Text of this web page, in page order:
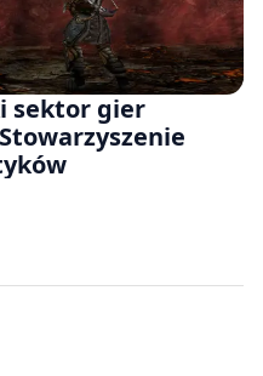
sektor gier